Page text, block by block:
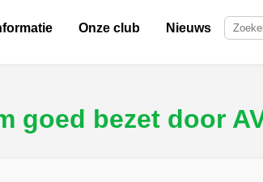
Onze club Nieuws Zoek
goed bezet door